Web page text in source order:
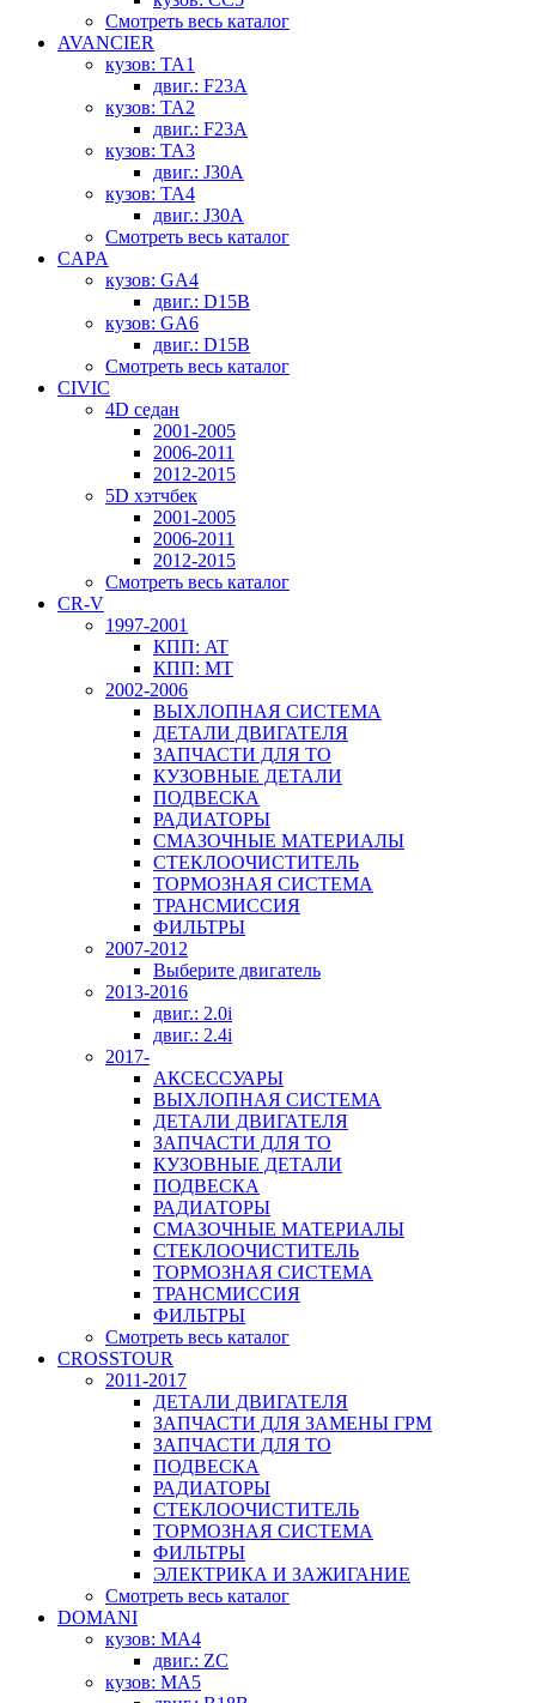
Смотреть весь каталог
AVANCIER
кузов: TA1
двиг.: F23A
кузов: TA2
двиг.: F23A
кузов: TA3
двиг.: J30A
кузов: TA4
двиг.: J30A
Смотреть весь каталог
CAPA
кузов: GA4
двиг.: D15B
кузов: GA6
двиг.: D15B
Смотреть весь каталог
CIVIC
4D седан
2001-2005
2006-2011
2012-2015
5D хэтчбек
2001-2005
2006-2011
2012-2015
Смотреть весь каталог
CR-V
1997-2001
КПП: AT
КПП: MT
2002-2006
ВЫХЛОПНАЯ СИСТЕМА
ДЕТАЛИ ДВИГАТЕЛЯ
ЗАПЧАСТИ ДЛЯ ТО
КУЗОВНЫЕ ДЕТАЛИ
ПОДВЕСКА
РАДИАТОРЫ
СМАЗОЧНЫЕ МАТЕРИАЛЫ
СТЕКЛООЧИСТИТЕЛЬ
ТОРМОЗНАЯ СИСТЕМА
ТРАНСМИССИЯ
ФИЛЬТРЫ
2007-2012
Выберите двигатель
2013-2016
двиг.: 2.0i
двиг.: 2.4i
2017-
АКСЕССУАРЫ
ВЫХЛОПНАЯ СИСТЕМА
ДЕТАЛИ ДВИГАТЕЛЯ
ЗАПЧАСТИ ДЛЯ ТО
КУЗОВНЫЕ ДЕТАЛИ
ПОДВЕСКА
РАДИАТОРЫ
СМАЗОЧНЫЕ МАТЕРИАЛЫ
СТЕКЛООЧИСТИТЕЛЬ
ТОРМОЗНАЯ СИСТЕМА
ТРАНСМИССИЯ
ФИЛЬТРЫ
Смотреть весь каталог
CROSSTOUR
2011-2017
ДЕТАЛИ ДВИГАТЕЛЯ
ЗАПЧАСТИ ДЛЯ ЗАМЕНЫ ГРМ
ЗАПЧАСТИ ДЛЯ ТО
ПОДВЕСКА
РАДИАТОРЫ
СТЕКЛООЧИСТИТЕЛЬ
ТОРМОЗНАЯ СИСТЕМА
ФИЛЬТРЫ
ЭЛЕКТРИКА И ЗАЖИГАНИЕ
Смотреть весь каталог
DOMANI
кузов: MA4
двиг.: ZC
кузов: MA5